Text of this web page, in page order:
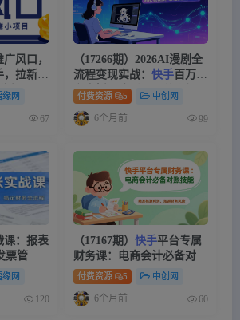
风口，
拉新20
小项目
缘网
67
（17266期）2026AI漫剧全
流程变现实战： 快手百万博
主亲授，吃透90%分账红
利，单人居家轻松月入过万
付费资源 5 中创网
6个月前 99
课：报表
票管
程
缘网
120
（17167期） 快手平台专属
财务课：电商会计必备对账
技能，精准核算利润、规避
财务风险
付费资源 5 中创网
6个月前 60